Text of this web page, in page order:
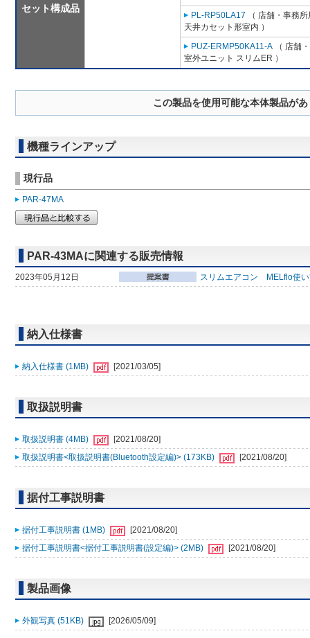
セット構成品
PL-RP50LA17 （ 店舗・事務
天井カセット形室内 ）
PUZ-ERMP50KA11-A （ 店舗
室外ユニット スリムER ）
この製品を使用可能な本体製品が
機種ラインアップ
現行品
PAR-47MA
PAR-43MAに関連する販売情報
2023年05月12日 スリムエアコン MELflo使
納入仕様書
納入仕様書 (1MB) [2021/03/05]
取扱説明書
取扱説明書 (4MB)
[2021/08/20]
取扱説明書<取扱説明書(Bluetooth設定編)> (173KB)
[2021/08/20]
据付工事説明書
据付工事説明書 (1MB)
[2021/08/20]
据付工事説明書<据付工事説明書(設定編)> (2MB)
[2021/08/20]
製品画像
外観写真 (51KB) [2026/05/09]